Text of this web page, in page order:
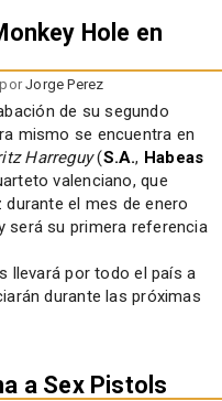
Hole en
porJorge Perez
de su segundo
mismo se encuentra en
Harreguy(S.A., Habeas
valenciano, que
el mes de enero
será su primera referencia
llevará por todo el país a
durante las próximas
a Sex Pistols